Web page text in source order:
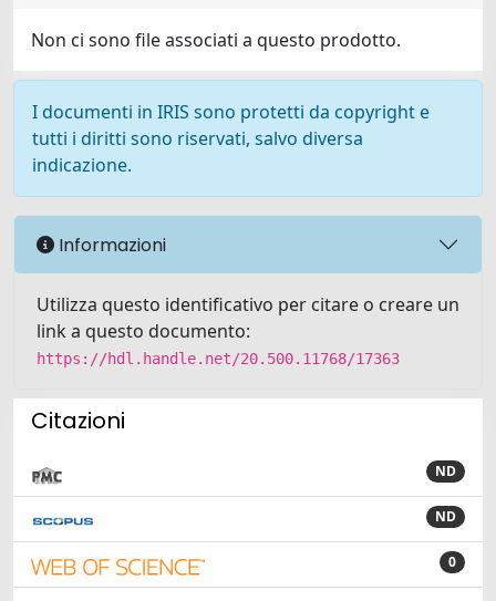
Non ci sono file associati a questo prodotto.
I documenti in IRIS sono protetti da copyright e
tutti i diritti sono riservati, salvo diversa
indicazione.
Informazioni
Utilizza questo identificativo per citare o creare un
link a questo documento:
https://hdl.handle.net/20.500.11768/17363
Citazioni
ND
ND
0